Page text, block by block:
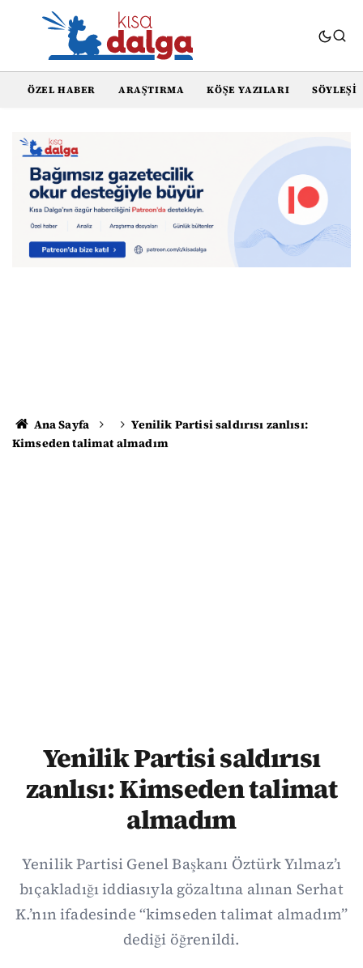
ÖZEL HABER ARAŞTIRMA KÖŞE YAZILARI SÖYLEŞI
Ana Sayfa
Yenilik Partisi saldırısı zanlısı:
Kimseden talimat almadım
Yenilik Partisi saldırısı
zanlısı: Kimseden talimat
almadım
Yenilik Partisi Genel Başkanı Öztürk Yılmaz’ı
bıçakladığı iddiasıyla gözaltına alınan Serhat
K.’nın ifadesinde “kimseden talimat almadım”
dediği öğrenildi.